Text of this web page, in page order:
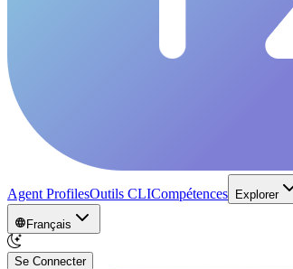
Agent ProfilesOutils CLICompétences Explorer
Français
Se Connecter